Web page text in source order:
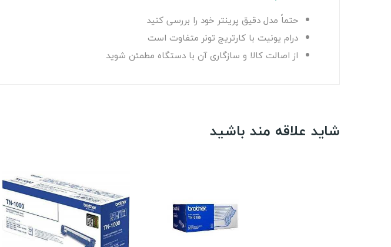
حتماً مدل دقیق پرینتر خود را بررسی کنید
درام یونیت با کارتریج تونر متفاوت است
از اصالت کالا و سازگاری آن با دستگاه مطمئن شوید
شاید علاقه مند باشید